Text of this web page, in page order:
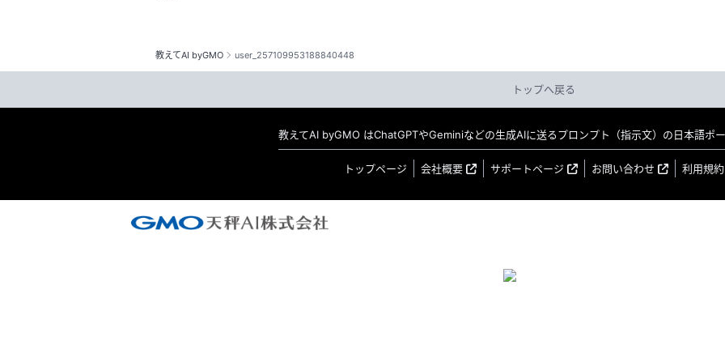
教えてAI byGMO user_257109953188840448
トップへ戻る
教えてAI byGMO はChatGPTやGeminiなどの生成AIに送るプロンプト（指示文）の日本語ポー
トップページ 会社概要 サポートページ お問い合わせ 利用規約